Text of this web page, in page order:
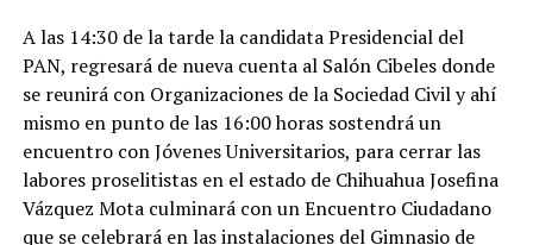
A las 14:30 de la tarde la candidata Presidencial del
PAN, regresará de nueva cuenta al Salón Cibeles donde
se reunirá con Organizaciones de la Sociedad Civil y ahí
mismo en punto de las 16:00 horas sostendrá un
encuentro con Jóvenes Universitarios, para cerrar las
labores proselitistas en el estado de Chihuahua Josefina
Vázquez Mota culminará con un Encuentro Ciudadano
que se celebrará en las instalaciones del Gimnasio de